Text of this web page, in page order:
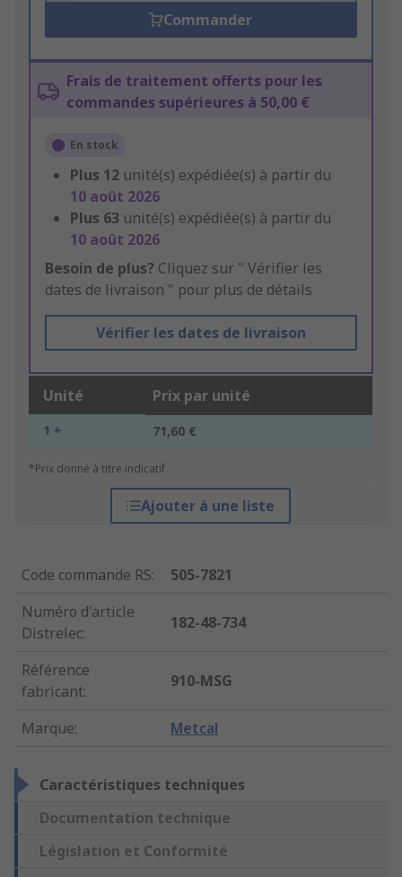
Commander
Frais de traitement offerts pour les
commandes supérieures à 50,00 €
En stock
Plus 12 unité(s) expédiée(s) à partir du
10 août 2026
Plus 63 unité(s) expédiée(s) à partir du
10 août 2026
Besoin de plus? Cliquez sur " Vérifier les
dates de livraison " pour plus de détails
Vérifier les dates de livraison
Unité Prix par unité
1 + 71,60 €
*Prix donné à titre indicatif
Ajouter à une liste
Code commande RS:
505-7821
Numéro d'article
Distrelec:
182-48-734
Référence
fabricant:
910-MSG
Marque: Metcal
Caractéristiques techniques
Documentation technique
Législation et Conformité